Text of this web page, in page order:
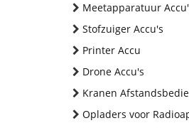
Meetapparatuur
Stofzuiger Accu's
Printer Accu
Drone Accu's
Kranen
Opladers voor